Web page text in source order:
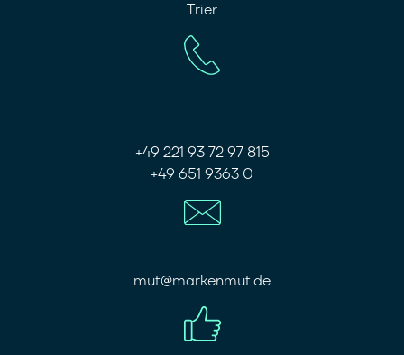
Trier
+49 221 93 72 97 815
+49 651 9363 0
mut@markenmut.de